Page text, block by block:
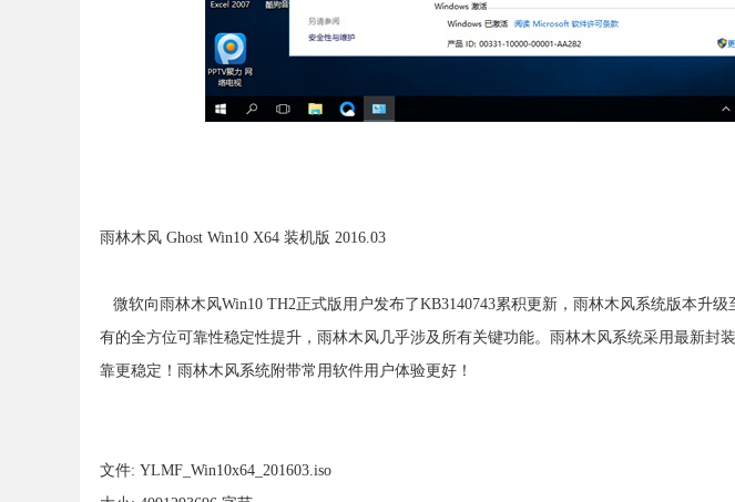
雨林木风 Ghost Win10 X64 装机版 2016.03
微软向雨林木风Win10 TH2正式版用户发布了KB3140743累积更新，雨林木风系统版本升级
有的全方位可靠性稳定性提升，雨林木风几乎涉及所有关键功能。雨林木风系统采用最新封
靠更稳定！雨林木风系统附带常用软件用户体验更好！
文件: YLMF_Win10x64_201603.iso